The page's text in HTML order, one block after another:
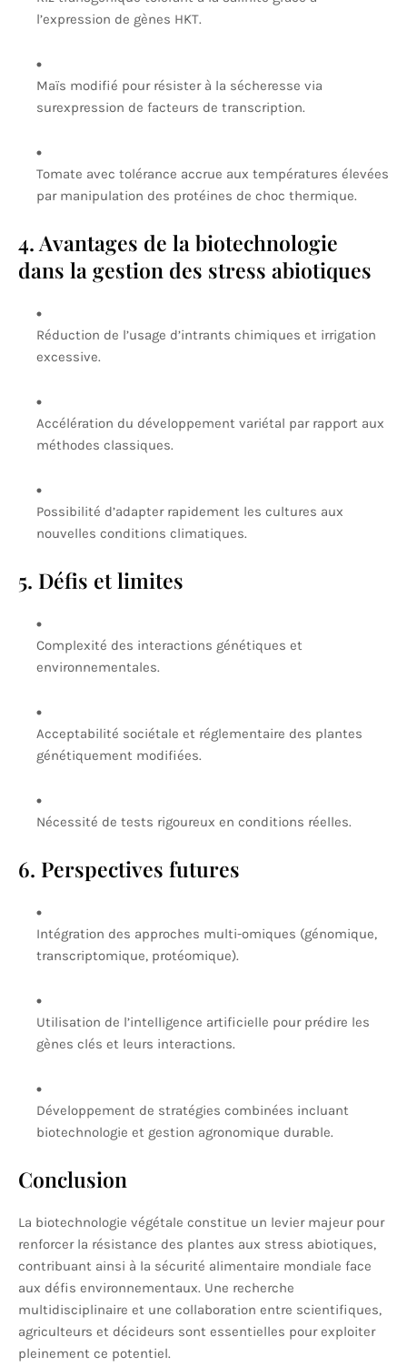
l’expression de gènes HKT.
Maïs modifié pour résister à la sécheresse via
surexpression de facteurs de transcription.
Tomate avec tolérance accrue aux températures élevées
par manipulation des protéines de choc thermique.
4. Avantages de la biotechnologie
dans la gestion des stress abiotiques
Réduction de l’usage d’intrants chimiques et irrigation
excessive.
Accélération du développement variétal par rapport aux
méthodes classiques.
Possibilité d’adapter rapidement les cultures aux
nouvelles conditions climatiques.
5. Défis et limites
Complexité des interactions génétiques et
environnementales.
Acceptabilité sociétale et réglementaire des plantes
génétiquement modifiées.
Nécessité de tests rigoureux en conditions réelles.
6. Perspectives futures
Intégration des approches multi-omiques (génomique,
transcriptomique, protéomique).
Utilisation de l’intelligence artificielle pour prédire les
gènes clés et leurs interactions.
Développement de stratégies combinées incluant
biotechnologie et gestion agronomique durable.
Conclusion
La biotechnologie végétale constitue un levier majeur pour
renforcer la résistance des plantes aux stress abiotiques,
contribuant ainsi à la sécurité alimentaire mondiale face
aux défis environnementaux. Une recherche
multidisciplinaire et une collaboration entre scientifiques,
agriculteurs et décideurs sont essentielles pour exploiter
pleinement ce potentiel.